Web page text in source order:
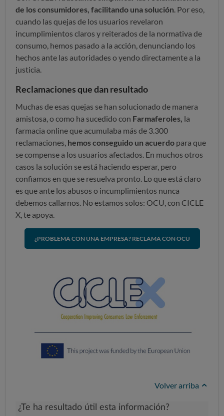
de los consumidores, facilitando una solución. Por eso,
cuando las quejas de los usuarios revelaron
incumplimientos claros y reiterados de la normativa de
consumo, hemos pasado a la acción, denunciando los
hechos ante las autoridades o yendo directamente a la
justicia.
Reclamaciones que dan resultado
Muchas de esas quejas se han solucionado de manera
amistosa, o como ha sucedido con Farmaferoles, la
farmacia online que acumulaba más de 3.300
reclamaciones, hemos conseguido un acuerdo para que
se compense a los usuarios afectados. En muchos otros
casos la solución se está haciendo esperar, pero
confiamos en que se resuelva pronto. Lo que está claro
es que ante los abusos o incumplimientos nunca
debemos callarnos. No estamos solos: OCU, con CICLE
X, te apoya.
¿PROBLEMA CON UNA EMPRESA? RECLAMA CON OCU
Volver arriba